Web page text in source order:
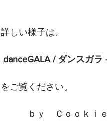
詳しい様子は、
danceGALA / ダンスガ
をご覧ください。
ｂｙ　Ｃｏｏｋｉｅ